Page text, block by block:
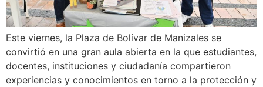
Este viernes, la Plaza de Bolívar de Manizales se
convirtió en una gran aula abierta en la que estudiantes,
docentes, instituciones y ciudadanía compartieron
experiencias y conocimientos en torno a la protección y